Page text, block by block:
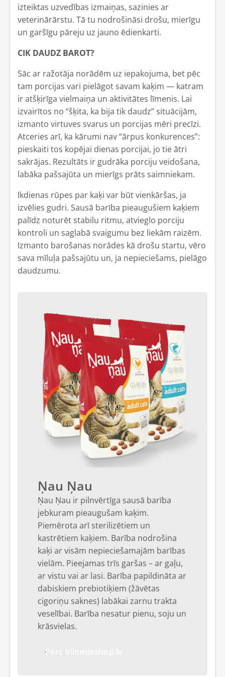
izteiktas uzvedības izmaiņas, sazinies ar
veterinārārstu. Tā tu nodrošināsi drošu, mierīgu
un garšīgu pāreju uz jauno ēdienkarti.
CIK DAUDZ BAROT?
Sāc ar ražotāja norādēm uz iepakojuma, bet pēc
tam porcijas vari pielāgot savam kaķim — katram
ir atšķirīga vielmaiņa un aktivitātes līmenis. Lai
izvairītos no “šķita, ka bija tik daudz” situācijām,
izmanto virtuves svarus un porcijas mēri precīzi.
Atceries arī, ka kārumi nav “ārpus konkurences”:
pieskaiti tos kopējai dienas porcijai, jo tie ātri
sakrājas. Rezultāts ir gudrāka porciju veidošana,
labāka pašsajūta un mierīgs prāts saimniekam.
Ikdienas rūpes par kaķi var būt vienkāršas, ja
izvēlies gudri. Sausā barība pieaugušiem kaķiem
palīdz noturēt stabilu ritmu, atvieglo porciju
kontroli un saglabā svaigumu bez liekām raizēm.
Izmanto barošanas norādes kā drošu startu, vēro
sava mīluļa pašsajūtu un, ja nepieciešams, pielāgo
daudzumu.
Ņau Ņau
Ņau Ņau ir pilnvērtīga sausā barība
jebkuram pieaugušam kaķim.
Piemērota arī sterilizētiem un
kastrētiem kaķiem. Barība nodrošina
kaķi ar visām nepieciešamajām barības
vielām. Pieejamas trīs garšas – ar gaļu,
ar vistu vai ar lasi. Barība papildināta ar
dabiskiem prebiotiķiem (žāvētas
cigoriņu saknes) labākai zarnu trakta
veselībai. Barība nesatur pienu, soju un
krāsvielas.
Pērc Vilomixshop.lv